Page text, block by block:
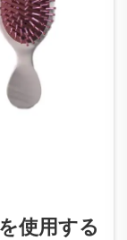
使用する